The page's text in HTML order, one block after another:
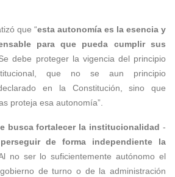
que “esta autonomía es la esencia y
para que pueda cumplir sus
debe proteger la vigencia del principio
que no se aun principio
en la Constitución, sino que
proteja esa autonomía”.
busca fortalecer la institucionalidad -
de forma independiente la
no ser lo suficientemente autónomo el
de turno o de la administración